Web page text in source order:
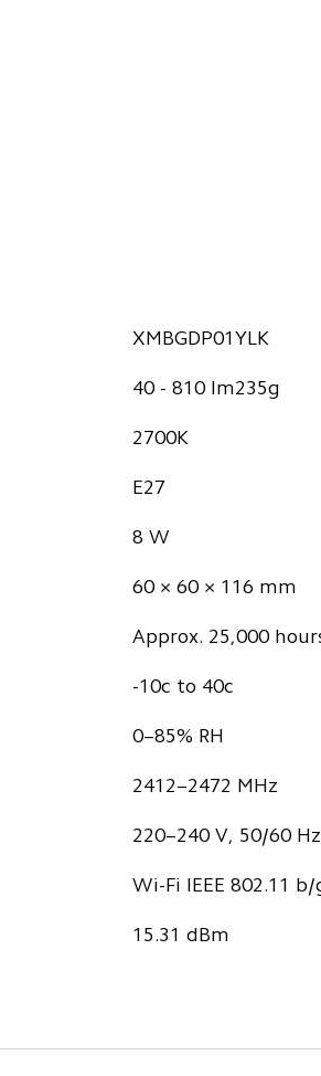
40 - 810 lm235g
8 W
60 × 60 × 116 mm
Approx. 25,000
-10c to 40c
0–85% RH
2412–2472 MHz
220–240 V, 50/60
Wi-Fi IEEE 802.11
15.31 dBm